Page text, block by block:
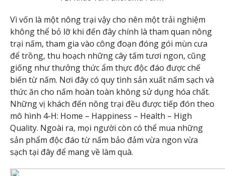
Vì vốn là một nông trại vậy cho nên một trải nghiệm
không thể bỏ lỡ khi đến đây chính là tham quan nông
trại nấm, tham gia vào công đoạn đóng gói mùn cưa
để trồng, thu hoạch những cây tấm tươi ngon, cũng
giống như thưởng thức ẩm thực độc đáo được chế
biến từ nấm. Nơi đây có quy tình sản xuất nấm sạch và
thức ăn cho nấm hoàn toàn không sử dụng hóa chất.
Những vị khách đến nông trại đều được tiếp đón theo
mô hình 4-H: Home – Happiness – Health – High
Quality. Ngoài ra, mọi người còn có thể mua những
sản phẩm độc đáo từ nấm bảo đảm vừa ngon vừa
sạch tại đây để mang về làm quà.